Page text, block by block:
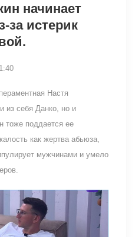
начинает
за истерик
Настя
из себя Данко, но и
тоже поддается ее
как жертва абьюза,
мужчинами и умело